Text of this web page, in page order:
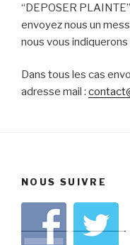
“DEPOSER
envoyez nous un
nous vous
Dans tous les cas
adresse mail :
NOUS SUIVRE